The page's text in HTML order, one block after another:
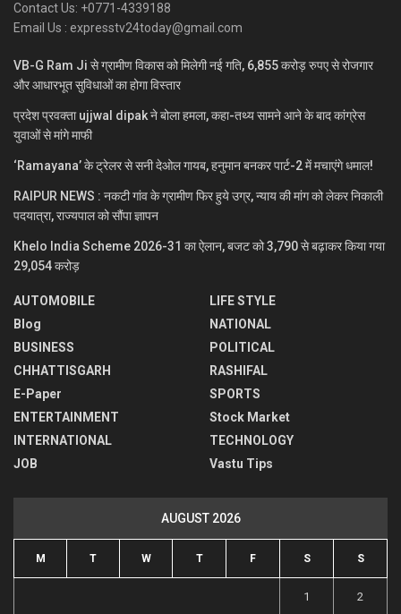
Contact Us: +0771-4339188
Email Us : expresstv24today@gmail.com
VB-G Ram Ji से ग्रामीण विकास को मिलेगी नई गति, 6,855 करोड़ रुपए से रोजगार
और आधारभूत सुविधाओं का होगा विस्तार
प्रदेश प्रवक्ता ujjwal dipak ने बोला हमला, कहा-तथ्य सामने आने के बाद कांग्रेस
युवाओं से मांगे माफी
‘Ramayana’ के ट्रेलर से सनी देओल गायब, हनुमान बनकर पार्ट-2 में मचाएंगे धमाल!
RAIPUR NEWS : नकटी गांव के ग्रामीण फिर हुये उग्र, न्याय की मांग को लेकर निकाली
पदयात्रा, राज्यपाल को सौंपा ज्ञापन
Khelo India Scheme 2026-31 का ऐलान, बजट को 3,790 से बढ़ाकर किया गया
29,054 करोड़
AUTOMOBILE
Blog
BUSINESS
CHHATTISGARH
E-Paper
ENTERTAINMENT
INTERNATIONAL
JOB
LIFE STYLE
NATIONAL
POLITICAL
RASHIFAL
SPORTS
Stock Market
TECHNOLOGY
Vastu Tips
AUGUST 2026
M T W T F S S
1 2